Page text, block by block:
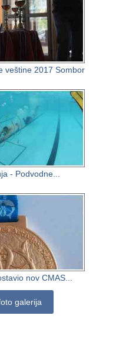
veštine 2017 Sombor
- Podvodne...
nov CMAS...
galerija